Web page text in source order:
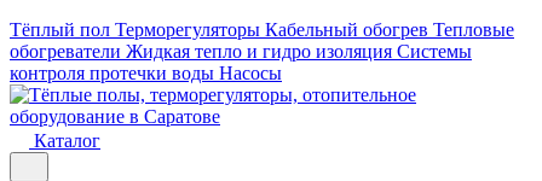
Тёплый пол Терморегуляторы Кабельный обогрев Тепловые
обогреватели Жидкая тепло и гидро изоляция Системы
контроля протечки воды Насосы
Каталог